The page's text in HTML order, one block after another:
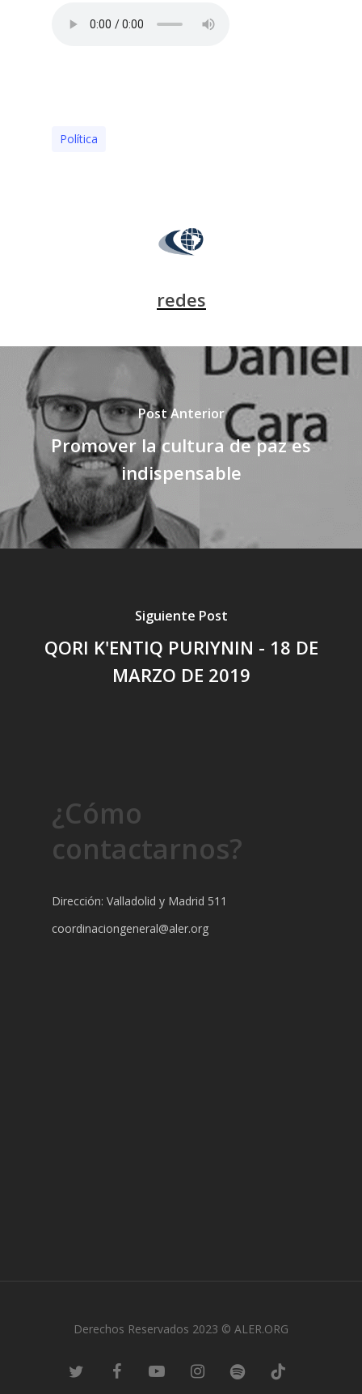
Polí­tica
redes
Post Anterior
Promover la cultura de paz es
indispensable
Siguiente Post
QORI K'ENTIQ PURIYNIN - 18 DE
MARZO DE 2019
¿Cómo
contactarnos?
Dirección: Valladolid y Madrid 511
coordinaciongeneral@aler.org
Derechos Reservados 2023 © ALER.ORG